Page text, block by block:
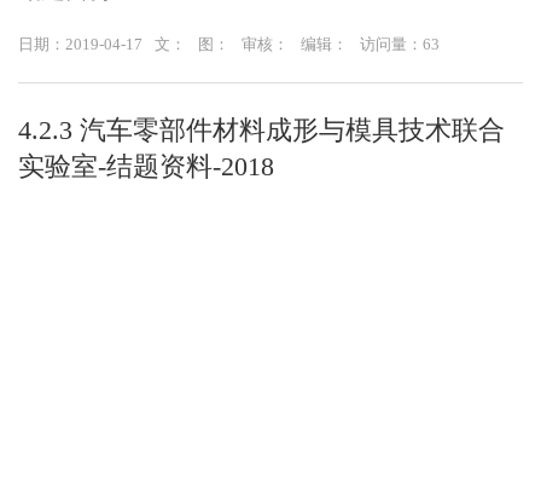
日期：2019-04-17 文： 图： 审核： 编辑： 访问量： 63
4.2.3 汽车零部件材料成形与模具技术联合
实验室-结题资料-2018